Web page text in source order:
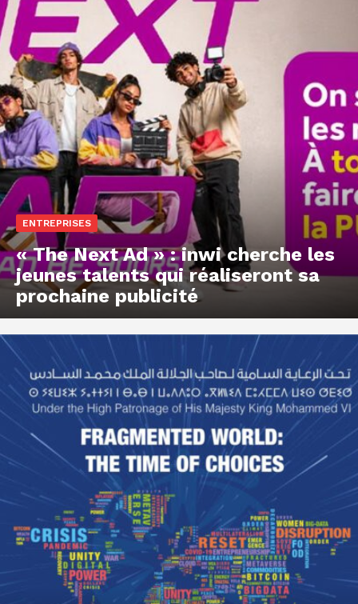
ENTREPRISES
« The Next Ad » : inwi cherche les
jeunes talents qui réaliseront sa
prochaine publicité